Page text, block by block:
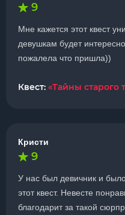
9
Мне кажется этот квест
девушкам будет
пожалела что пришла))
Квест: «Тайны старого
Кристи
9
У нас был девичник и
этот квест. Невесте
благодарит за такой